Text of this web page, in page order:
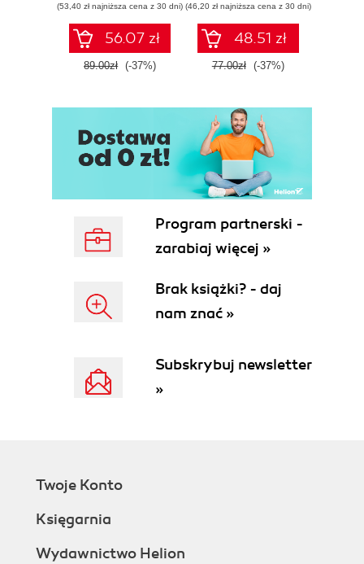
frameworku
Angular 15.
Wydanie IV
(53,40 zł najniższa cena z 30 dni)
56.07 zł
89.00zł (-37%)
aplikacji w
Pythonie
(46,20 zł najniższa cena z 30 dni)
48.51 zł
77.00zł (-37%)
Program partnerski -
zarabiaj więcej »
Brak książki? - daj
nam znać »
Subskrybuj newsletter
»
Twoje Konto
Księgarnia
Wydawnictwo Helion